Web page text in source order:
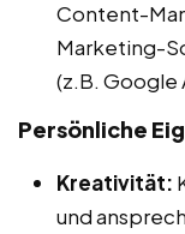
Content-
Marketing-
(z.B. Google
Persönliche
Kreativität:
und